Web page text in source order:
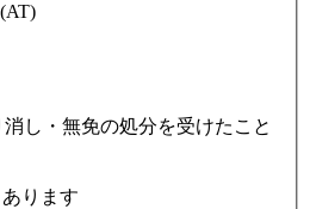
し・無免の処分を受けたこと
あります